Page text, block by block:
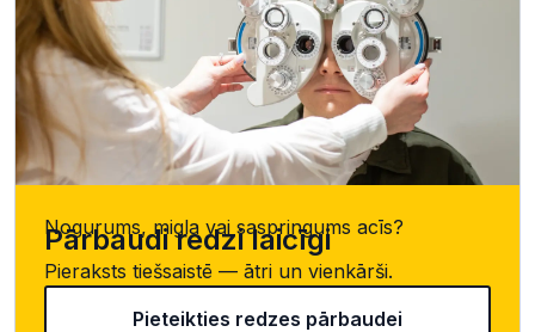
Nogurums, migla vai saspringums acīs?
Pārbaudi redzi laicīgi
Pieraksts tiešsaistē — ātri un vienkārši.
Pieteikties redzes pārbaudei